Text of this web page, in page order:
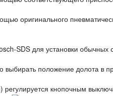
оригинального
SDS для установки обычных
выбирать положение долота в
регулируется кнопочным